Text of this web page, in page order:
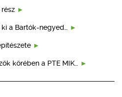
a Bartók-negyed…
körében a PTE MIK…